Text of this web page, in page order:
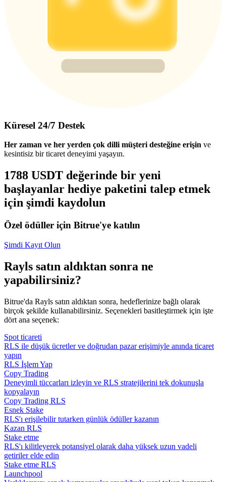
Küresel 24/7 Destek
Her zaman ve her yerden çok dilli müşteri desteğine erişin ve
kesintisiz bir ticaret deneyimi yaşayın.
1788 USDT değerinde bir yeni
başlayanlar hediye paketini talep etmek
için şimdi kaydolun
Özel ödüller için Bitrue'ye katılın
Şimdi Kayıt Olun
Rayls satın aldıktan sonra ne
yapabilirsiniz?
Bitrue'da Rayls satın aldıktan sonra, hedeflerinize bağlı olarak
birçok şekilde kullanabilirsiniz. Seçenekleri basitleştirmek için işte
dört ana seçenek:
Spot ticareti
RLS ile düşük ücretler ve doğrudan pazar erişimiyle anında ticaret
yapın
RLS İşlem Yap
Copy Trading
Deneyimli tüccarları izleyin ve RLS stratejilerini tek dokunuşla
kopyalayın
Copy Trading RLS
Esnek Stake
RLS'ı erişilebilir tutarken günlük ödüller kazanın
Kazan RLS
Stake etme
RLS'ı kilitleyerek potansiyel olarak daha yüksek uzun vadeli
getiriler elde edin
Stake etme RLS
Launchpool